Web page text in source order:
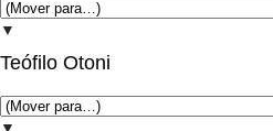
▼
Teófilo Otoni